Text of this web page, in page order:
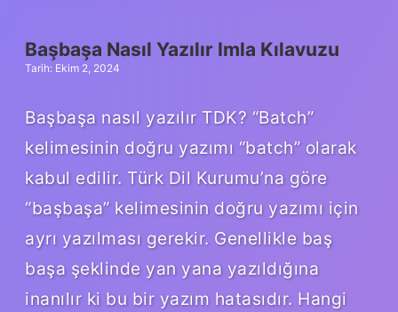
Başbaşa Nasıl Yazılır Imla Kılavuzu
Tarih: Ekim 2, 2024
Başbaşa nasıl yazılır TDK? “Batch”
kelimesinin doğru yazımı “batch” olarak
kabul edilir. Türk Dil Kurumu’na göre
“başbaşa” kelimesinin doğru yazımı için
ayrı yazılması gerekir. Genellikle baş
başa şeklinde yan yana yazıldığına
inanılır ki bu bir yazım hatasıdır. Hangi